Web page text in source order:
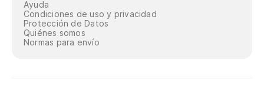
Ayuda
Condiciones de uso y privacidad
Protección de Datos
Quiénes somos
Normas para envío